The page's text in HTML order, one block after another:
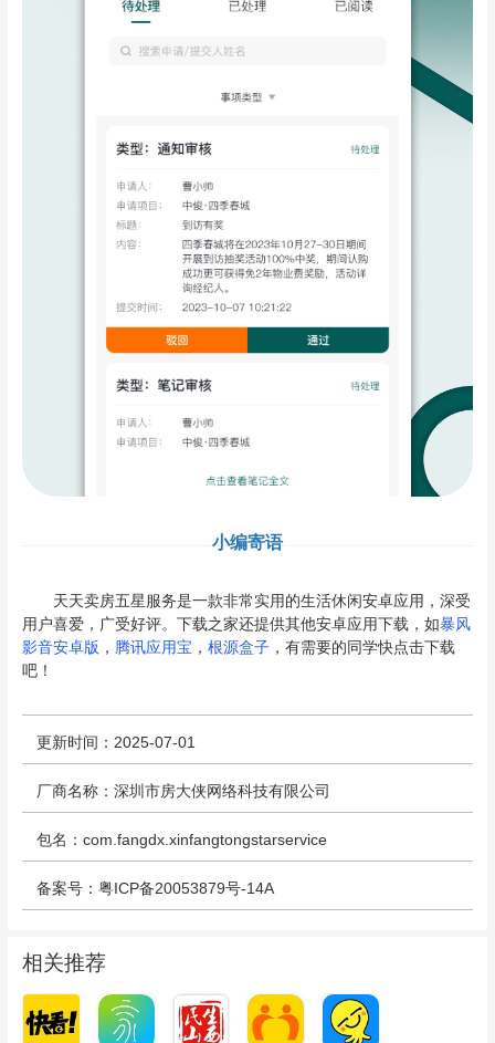
小编寄语
天天卖房五星服务是一款非常实用的生活休闲安卓应用，深受
用户喜爱，广受好评。下载之家还提供其他安卓应用下载，如暴风
影音安卓版 ， 腾讯应用宝 ， 根源盒子，有需要的同学快点击下载
吧！
更新时间：2025-07-01
厂商名称：深圳市房大侠网络科技有限公司
包名：com.fangdx.xinfangtongstarservice
备案号：粤ICP备20053879号-14A
相关推荐